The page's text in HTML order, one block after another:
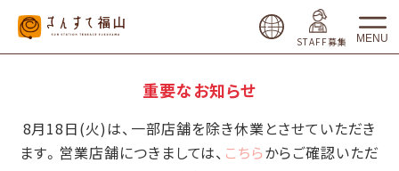
STAFF募集 MENU
重要なお知らせ
8月18日(火)は、一部店舗を除き休業とさせていただき
ます。営業店舗につきましては、 こちらからご確認いただ